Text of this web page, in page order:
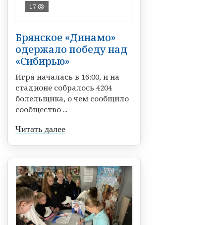
17
Брянское «Динамо»
одержало победу над
«Сибирью»
Игра началась в 16:00, и на
стадионе собралось 4204
болельщика, о чем сообщило
сообщество ...
Читать далее